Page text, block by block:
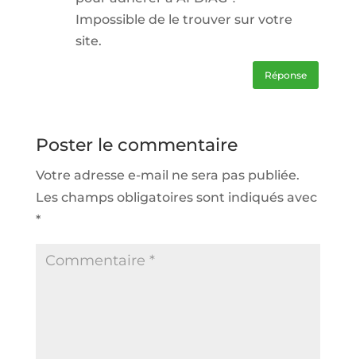
Impossible de le trouver sur votre
site.
Réponse
Poster le commentaire
Votre adresse e-mail ne sera pas publiée.
Les champs obligatoires sont indiqués avec
*